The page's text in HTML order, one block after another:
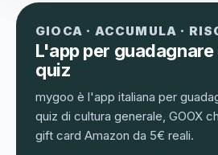
GIOCA · ACCUMULA ·
L'app per
quiz
mygoo è l'app italiana per
quiz di cultura generale, GOOX
gift card Amazon da 5€ reali.